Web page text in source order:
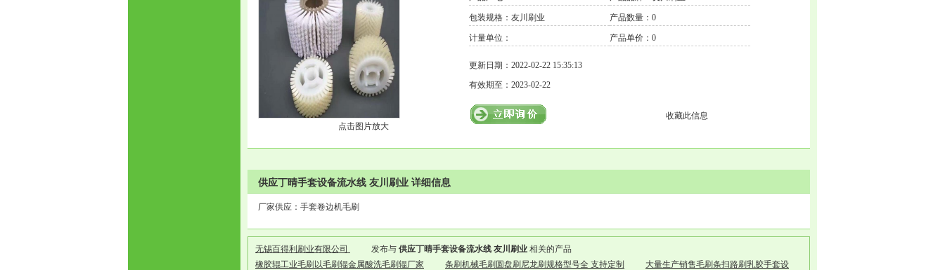
点击图片放大
包装规格：友川刷业 产品数量：0
计量单位： 产品单价：0
更新日期：2022-02-22 15:35:13
有效期至：2023-02-22
收藏此信息
供应丁晴手套设备流水线 友川刷业 详细信息
厂家供应：手套卷边机毛刷
无锡百得利刷业有限公司 发布与 供应丁晴手套设备流水线 友川刷业 相关的产品
橡胶辊工业毛刷以毛刷辊金属酸洗毛刷辊厂家
条刷机械毛刷圆盘刷尼龙刷规格型号全 支持定制 大量生产销售毛刷条扫路刷乳胶手套设